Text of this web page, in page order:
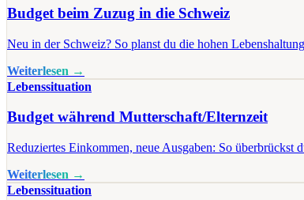
Budget beim Zuzug in die Schweiz
Neu in der Schweiz? So planst du die hohen
Weiterlesen →
Lebenssituation
Budget während Mutterschaft/Elternzeit
Reduziertes Einkommen, neue Ausgaben: So überbrückst
Weiterlesen →
Lebenssituation